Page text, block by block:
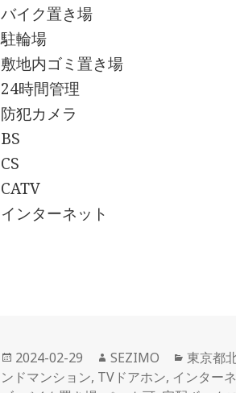
バイク置き場
駐輪場
敷地内ゴミ置き場
24時間管理
防犯カメラ
BS
CS
CATV
インターネット
投
稿
2024-02-29
作
成
SEZIMO
カ
テ
東京都
ンドマンション, TVドアホン, インター